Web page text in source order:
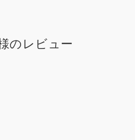
のレビュー